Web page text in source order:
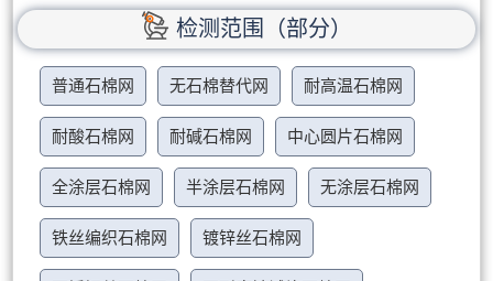
检测范围（部分）
普通石棉网 无石棉替代网 耐高温石棉网
耐酸石棉网 耐碱石棉网 中心圆片石棉网
全涂层石棉网 半涂层石棉网 无涂层石棉网
铁丝编织石棉网 镀锌丝石棉网